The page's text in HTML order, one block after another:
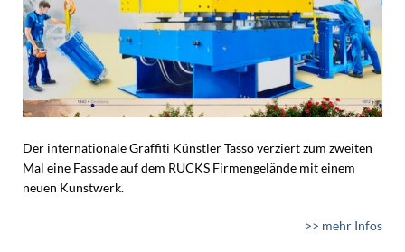
Der internationale Graffiti Künstler Tasso verziert zum zweiten
Mal eine Fassade auf dem RUCKS Firmengelände mit einem
neuen Kunstwerk.
>> mehr Infos